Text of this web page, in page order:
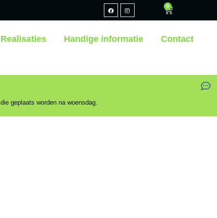
0
Realisaties Handige informatie Contact
geplaats worden na woensdag.